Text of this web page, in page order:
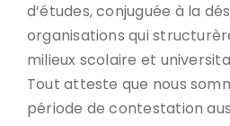
d’études, conjuguée à la
organisations qui
milieux scolaire et
Tout atteste que nous
période de contestation